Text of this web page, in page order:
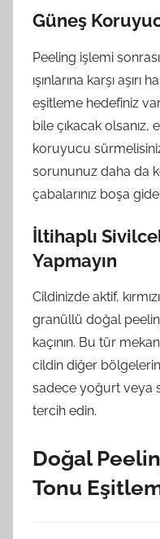
Güneş
Peeling işlemi
ışınlarına karşı aşırı
eşitleme hedefiniz
bile çıkacak
koruyucu
sorununuz daha da
çabalarınız boşa
İltihaplı
Yapmayın
Cildinizde aktif,
granüllü doğal
kaçının. Bu tür
cildin diğer
sadece yoğurt veya
tercih edin.
Doğal
Tonu